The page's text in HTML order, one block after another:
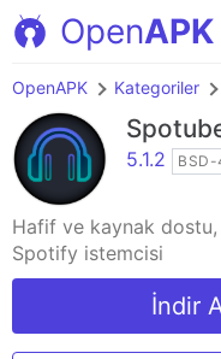
OpenAPK
OpenAPK Kategoriler
5.1.2
Hafif ve kaynak
Spotify istemcisi
İndir